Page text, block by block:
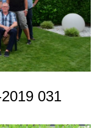
031